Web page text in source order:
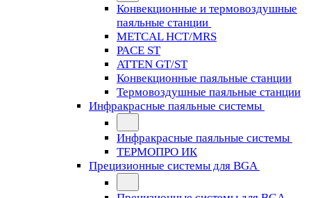
Конвекционные и термовоздушные
паяльные станции
METCAL HCT/MRS
PACE ST
ATTEN GT/ST
Конвекционные паяльные станции
Термовоздушные паяльные станции
Инфракрасные паяльные системы
Инфракрасные паяльные системы
ТЕРМОПРО ИК
Прецизионные системы для BGA